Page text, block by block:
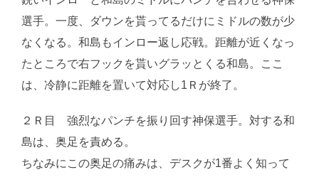
選手。一度、ダウンを貰ってるだけにミドルの数が少
なくなる。和島もインロー返し応戦。距離が近くなっ
たところで右フックを貰いグラッとくる和島。ここ
は、冷静に距離を置いて対応し1Ｒが終了。
２Ｒ目 強烈なパンチを振り回す神保選手。対する和
島は、奥足を責める。
ちなみにこの奥足の痛みは、デスクが1番よく知って